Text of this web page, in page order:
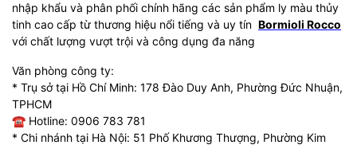
nhập khẩu và phân phối chính hãng các sản phẩm ly màu thủy
tinh cao cấp từ thương hiệu nổi tiếng và uy tín Bormioli Rocco
với chất lượng vượt trội và công dụng đa năng
Văn phòng công ty:
* Trụ sở tại Hồ Chí Minh: 178 Đào Duy Anh, Phường Đức Nhuận,
TPHCM
☎ Hotline: 0906 783 781
* Chi nhánh tại Hà Nội: 51 Phố Khương Thượng, Phường Kim